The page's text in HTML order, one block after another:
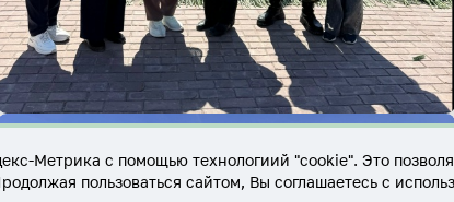
Метрика с помощью технологиий "cookie". Это
пользоваться сайтом, Вы соглашаетесь с